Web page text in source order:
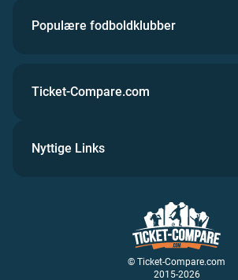
Populære fodboldklubber
© Ticket-Compare.com
2015-2026
Ticket-Compare.com
Nyttige Links